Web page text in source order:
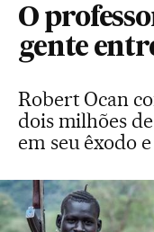
O
gente
Robert Ocan
dois milhões
em seu êxodo